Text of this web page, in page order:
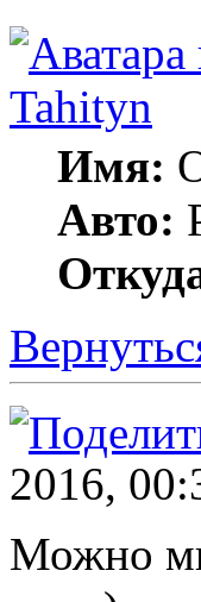
Tahityn
Имя:
Авто:
2016,
Можно